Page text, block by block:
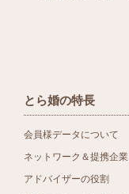
とら婚の特長
会員様データについて
ネットワーク＆提携企業
アドバイザーの役割